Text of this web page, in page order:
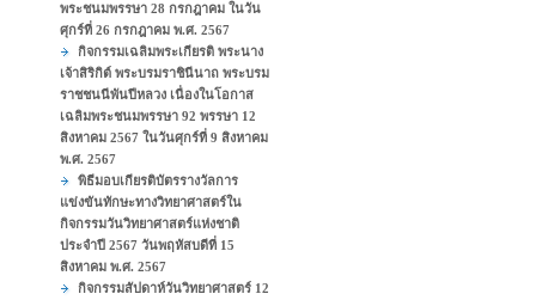
พระชนมพรรษา 28 กรกฎาคม ในวัน
ศุกร์ที่ 26 กรกฎาคม พ.ศ. 2567
กิจกรรมเฉลิมพระเกียรติ พระนาง
เจ้าสิริกิต์ พระบรมราชินีนาถ พระบรม
ราชชนนีพันปีหลวง เนื่องในโอกาส
เฉลิมพระชนมพรรษา 92 พรรษา 12
สิงหาคม 2567 ในวันศุกร์ที่ 9 สิงหาคม
พ.ศ. 2567
พิธีมอบเกียรติบัตรรางวัลการ
แข่งขันทักษะทางวิทยาศาสตร์ใน
กิจกรรมวันวิทยาศาสตร์แห่งชาติ
ประจำปี 2567 วันพฤหัสบดีที่ 15
สิงหาคม พ.ศ. 2567
กิจกรรมสัปดาห์วันวิทยาศาสตร์ 12